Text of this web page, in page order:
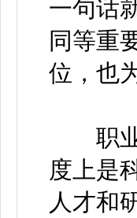
一句话
同等重
位，也
职业
度上是
人才和